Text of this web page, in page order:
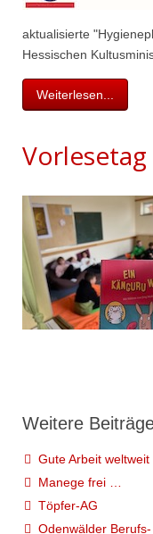
aktualisierte
Hessischen
Weiterlesen...
Vorlesetag
Weitere
Gute Arbeit
Manege frei …
Töpfer-AG
Odenwälder